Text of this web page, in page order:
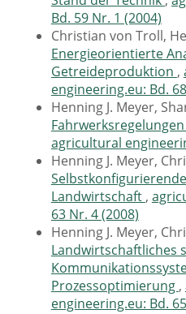
Bd. 59 Nr. 1 (2004)
Christian von Troll,
Energieorientierte
Getreideproduktion ,
engineering.eu: Bd.
Henning J. Meyer,
agricultural
Henning J. Meyer,
Landwirtschaft ,
63 Nr. 4 (2008)
Henning J. Meyer,
Landwirtschaftliches
Prozessoptimierung ,
engineering.eu: Bd.